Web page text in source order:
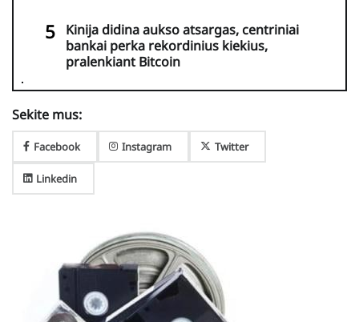
Kinija didina aukso atsargas, centriniai
bankai perka rekordinius kiekius,
pralenkiant Bitcoin
Sekite mus:
Facebook Instagram Twitter
Linkedin